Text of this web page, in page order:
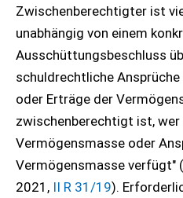
Zwischenberechtigter ist
unabhängig von einem
Ausschüttungsbeschluss
schuldrechtliche
oder Erträge der
zwischenberechtigt ist, wer
Vermögensmasse oder
Vermögensmasse verfügt"
2021, II R 31/19).